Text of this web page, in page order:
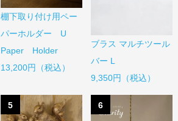
棚下取り付け用ペー
パーホルダー U
Paper Holder
13,200円（税込）
ブラス マルチツール
バー L
9,350円（税込）
5 6